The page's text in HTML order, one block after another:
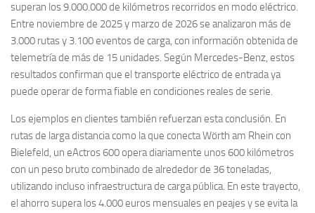
superan los 9.000.000 de kilómetros recorridos en modo eléctrico.
Entre noviembre de 2025 y marzo de 2026 se analizaron más de
3.000 rutas y 3.100 eventos de carga, con información obtenida de
telemetría de más de 15 unidades. Según Mercedes-Benz, estos
resultados confirman que el transporte eléctrico de entrada ya
puede operar de forma fiable en condiciones reales de serie.
Los ejemplos en clientes también refuerzan esta conclusión. En
rutas de larga distancia como la que conecta Wörth am Rhein con
Bielefeld, un eActros 600 opera diariamente unos 600 kilómetros
con un peso bruto combinado de alrededor de 36 toneladas,
utilizando incluso infraestructura de carga pública. En este trayecto,
el ahorro supera los 4.000 euros mensuales en peajes y se evita la